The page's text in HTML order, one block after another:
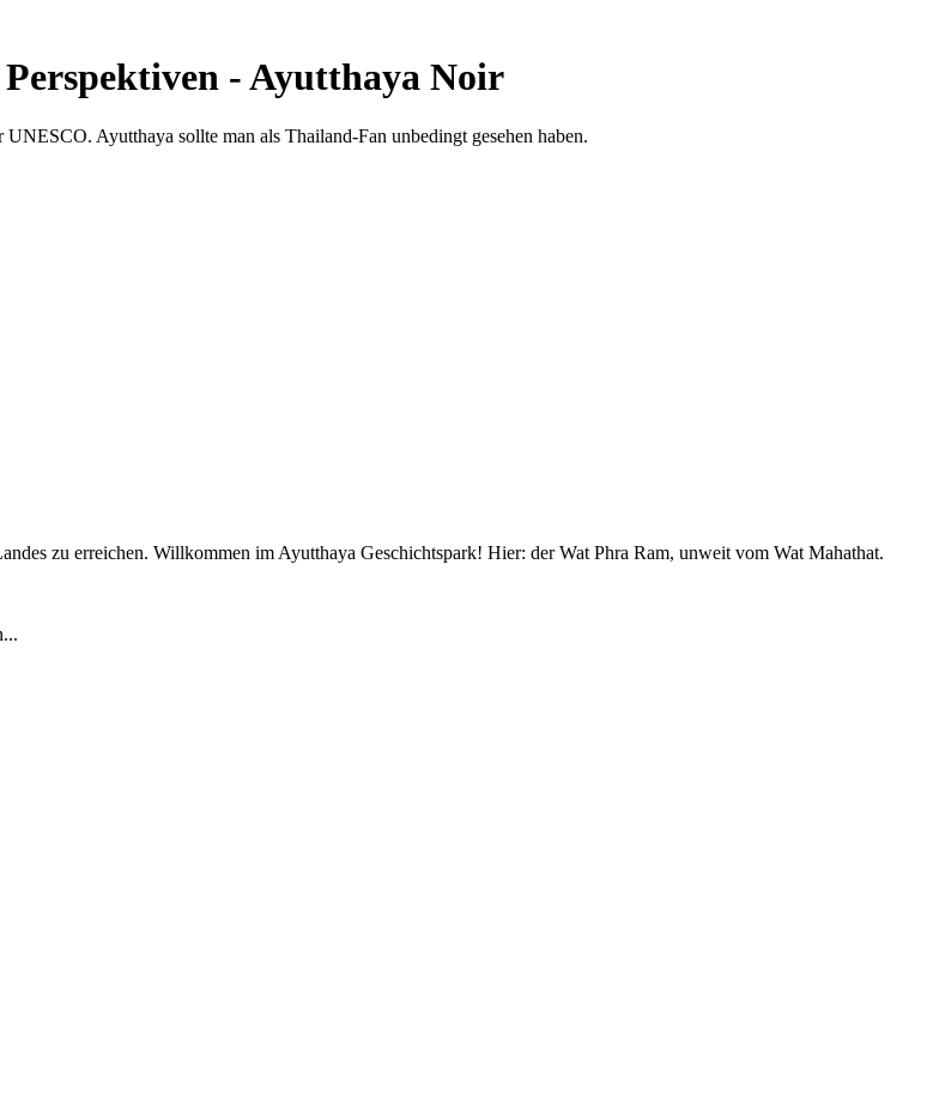
- Ayutthaya Noir
Ayutthaya sollte man als Thailand-Fan unbedingt gesehen haben.
zu erreichen. Willkommen im Ayutthaya Geschichtspark! Hier: der Wat Phra Ram, unweit vom Wat Mahathat.